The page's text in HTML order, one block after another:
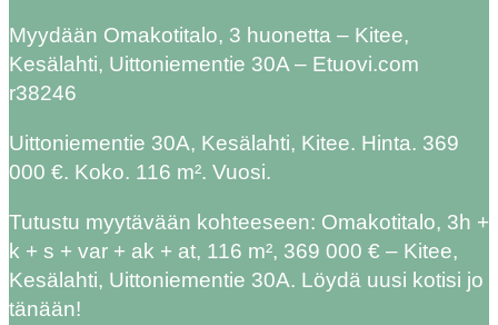
Myydään Omakotitalo, 3 huonetta – Kitee,
Kesälahti, Uittoniementie 30A – Etuovi.com
r38246
Uittoniementie 30A, Kesälahti, Kitee. Hinta. 369
000 €. Koko. 116 m². Vuosi.
Tutustu myytävään kohteeseen: Omakotitalo, 3h +
k + s + var + ak + at, 116 m², 369 000 € – Kitee,
Kesälahti, Uittoniementie 30A. Löydä uusi kotisi jo
tänään!